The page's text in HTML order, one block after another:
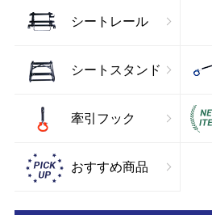
シートレール
シートスタンド
牽引フック
おすすめ商品